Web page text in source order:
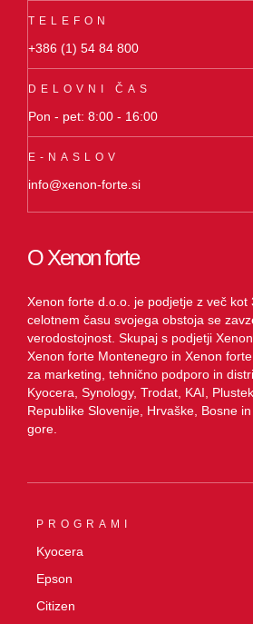
TELEFON
+386 (1) 54 84 800
DELOVNI ČAS
Pon - pet: 8:00 - 16:00
E-NASLOV
info@xenon-forte.si
O Xenon forte
Xenon forte d.o.o. je podjetje z več kot
celotnem času svojega obstoja se
verodostojnost. Skupaj s podjetji
Xenon forte Montenegro in Xenon
za marketing, tehnično podporo in
Kyocera, Synology, Trodat, KAI,
Republike Slovenije, Hrvaške, Bosne
gore.
PROGRAMI
Kyocera
Epson
Citizen